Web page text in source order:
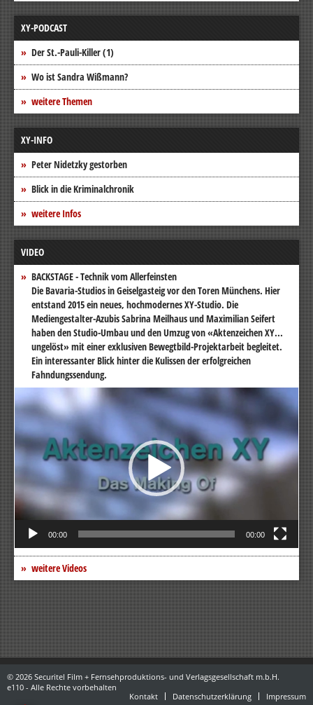
XY-PODCAST
Der St.-Pauli-Killer (1)
Wo ist Sandra Wißmann?
weitere Themen
XY-INFO
Peter Nidetzky gestorben
Blick in die Kriminalchronik
weitere Infos
VIDEO
BACKSTAGE - Technik vom Allerfeinsten
Die Bavaria-Studios in Geiselgasteig vor den Toren Münchens. Hier
entstand 2015 ein neues, hochmodernes XY-Studio. Die
Mediengestalter-Azubis Sabrina Meilhaus und Maximilian Seifert
haben den Studio-Umbau und den Umzug von «Aktenzeichen XY...
ungelöst» mit einer exklusiven Bewegtbild-Projektarbeit begleitet.
Ein interessanter Blick hinter die Kulissen der erfolgreichen
Fahndungssendung.
Video-
Player
00:00 00:00
weitere Videos
© 2026 Securitel Film + Fernsehproduktions- und Verlagsgesellschaft m.b.H.
e110 - Alle Rechte vorbehalten
Kontakt
Datenschutzerklärung Impressum